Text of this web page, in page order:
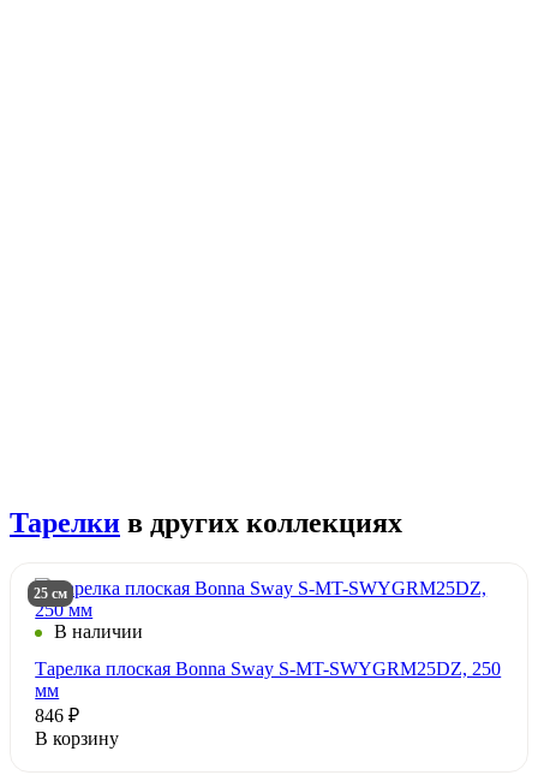
Тарелки в других коллекциях
25 см
В наличии
Тарелка плоская Bonna Sway S-MT-SWYGRM25DZ, 250
мм
846 ₽
В корзину